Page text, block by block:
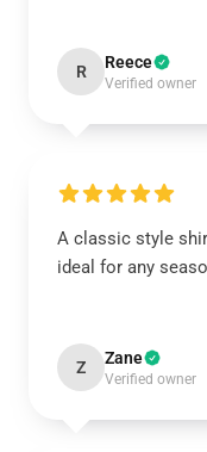
R Reece
Verified owner
A classic style
ideal for any
Z Zane
Verified owner